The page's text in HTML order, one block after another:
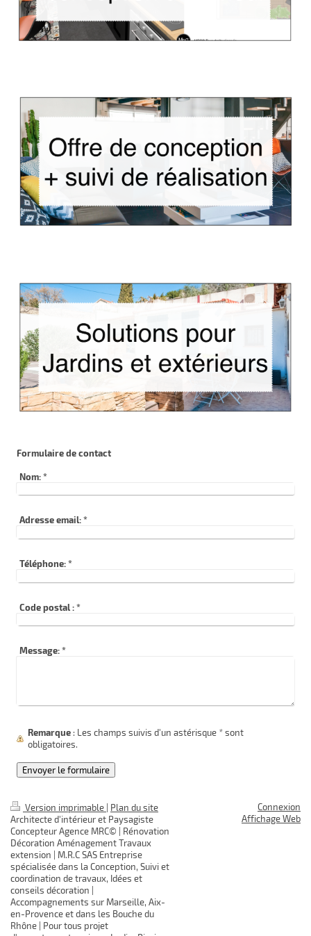
Formulaire de contact
Nom: *
Adresse email: *
Téléphone: *
Code postal : *
Message: *
Remarque : Les champs suivis d'un astérisque *sont
obligatoires.
Version imprimable
Plan du site
Architecte d'intérieur et Paysagiste
Concepteur Agence MRC© | Rénovation
Décoration Aménagement Travaux
extension | M.R.C SAS Entreprise
spécialisée dans la Conception, Suivi et
coordination de travaux, Idées et
conseils décoration |
Accompagnements sur Marseille, Aix-
en-Provence et dans les Bouche du
Rhône | Pour tous projet
Connexion
Affichage Web